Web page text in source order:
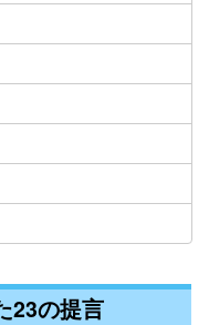
23の提言